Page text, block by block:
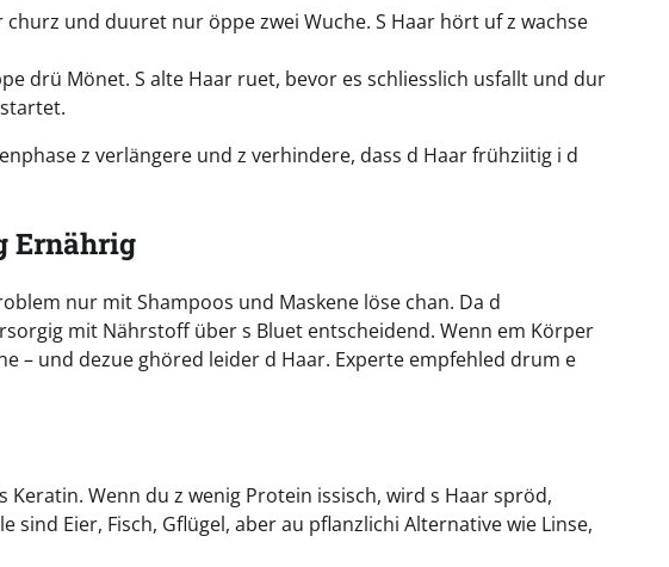
churz und duuret nur öppe zwei Wuche. S Haar hört uf z wachse
drü Mönet. S alte Haar ruet, bevor es schliesslich usfallt und dur
z verlängere und z verhindere, dass d Haar frühziitig i d
Ernährig
nur mit Shampoos und Maskene löse chan. Da d
mit Nährstoff über s Bluet entscheidend. Wenn em Körper
– und dezue ghöred leider d Haar. Experte empfehled drum e
Wenn du z wenig Protein issisch, wird s Haar spröd,
Eier, Fisch, Gflügel, aber au pflanzlichi Alternative wie Linse,